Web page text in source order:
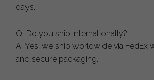
days.
Q: Do you ship internationally?
A: Yes, we ship worldwide via FedEx
and secure packaging.